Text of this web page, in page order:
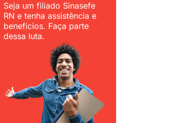
Seja um filiado Sinasefe
RN e tenha assistência e
benefícios. Faça parte
dessa luta.